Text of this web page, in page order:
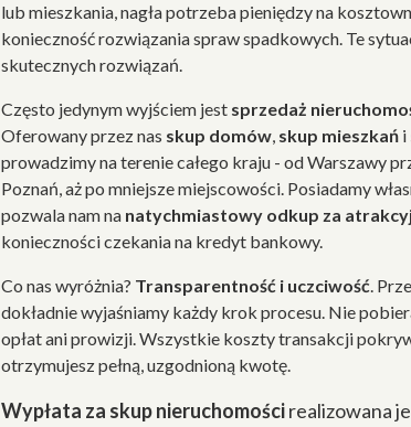
lub mieszkania, nagła potrzeba pieniędzy na
konieczność rozwiązania spraw spadkowych. Te
skutecznych rozwiązań.
Często jedynym wyjściem jest sprzedaż
Oferowany przez nas skup domów, skup mieszkań i
prowadzimy na terenie całego kraju - od Warszawy
Poznań, aż po mniejsze miejscowości. Posiadamy
pozwala nam na natychmiastowy odkup za
konieczności czekania na kredyt bankowy.
Co nas wyróżnia? Transparentność i uczciwość.
dokładnie wyjaśniamy każdy krok procesu. Nie
opłat ani prowizji. Wszystkie koszty transakcji
otrzymujesz pełną, uzgodnioną kwotę.
Wypłata za skup nieruchomościrealizowana